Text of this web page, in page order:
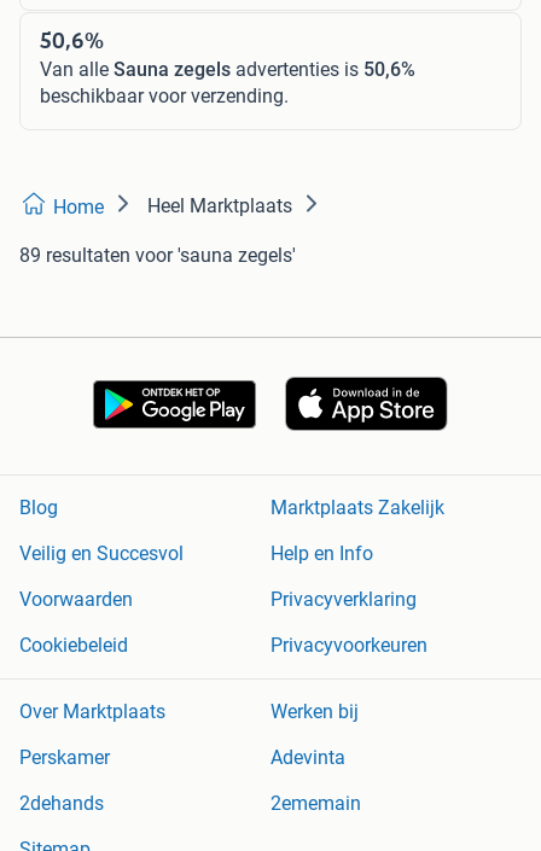
50,6%
Van alle Sauna zegels advertenties is 50,6%
beschikbaar voor verzending.
Home Heel Marktplaats
89 resultaten voor 'sauna zegels'
Blog
Marktplaats Zakelijk
Veilig en Succesvol
Help en Info
Voorwaarden
Privacyverklaring
Cookiebeleid
Privacyvoorkeuren
Over Marktplaats
Werken bij
Perskamer
Adevinta
2dehands
2ememain